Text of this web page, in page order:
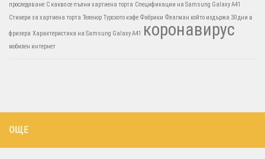
проследяване С какво се пълни хартиена торта Спецификации на Samsung Galaxy A41
Стикери за хартиена торта Теленор Турското кафе Фабрики Флагман който издържа 30 дни в
фризера Характеристика на Samsung Galaxy A41 коронавирус
мобилен интернет
ОЩЕ